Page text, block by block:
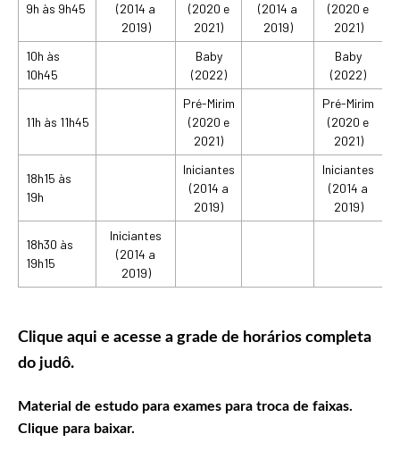
9h às 9h45
(2014 a
2019)
(2020 e
2021)
(2014 a
2019)
(2020 e
2021)
10h às
10h45
Baby
(2022)
Baby
(2022)
11h às 11h45
Pré-Mirim
(2020 e
2021)
Pré-Mirim
(2020 e
2021)
18h15 às
19h
Iniciantes
(2014 a
2019)
Iniciantes
(2014 a
2019)
18h30 às
19h15
Iniciantes
(2014 a
2019)
Clique aqui e acesse a grade de horários completa
do judô.
Material de estudo para exames para troca de faixas.
Clique para baixar.